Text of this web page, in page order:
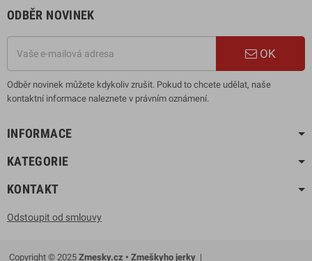
ODBĚR NOVINEK
OK
Odběr novinek můžete kdykoliv zrušit. Pokud to chcete udělat, naše
kontaktní informace naleznete v právním oznámení.
INFORMACE
KATEGORIE
KONTAKT
Odstoupit od smlouvy
Copyright © 2025 Zmesky.cz • Zmeškyho jerky |